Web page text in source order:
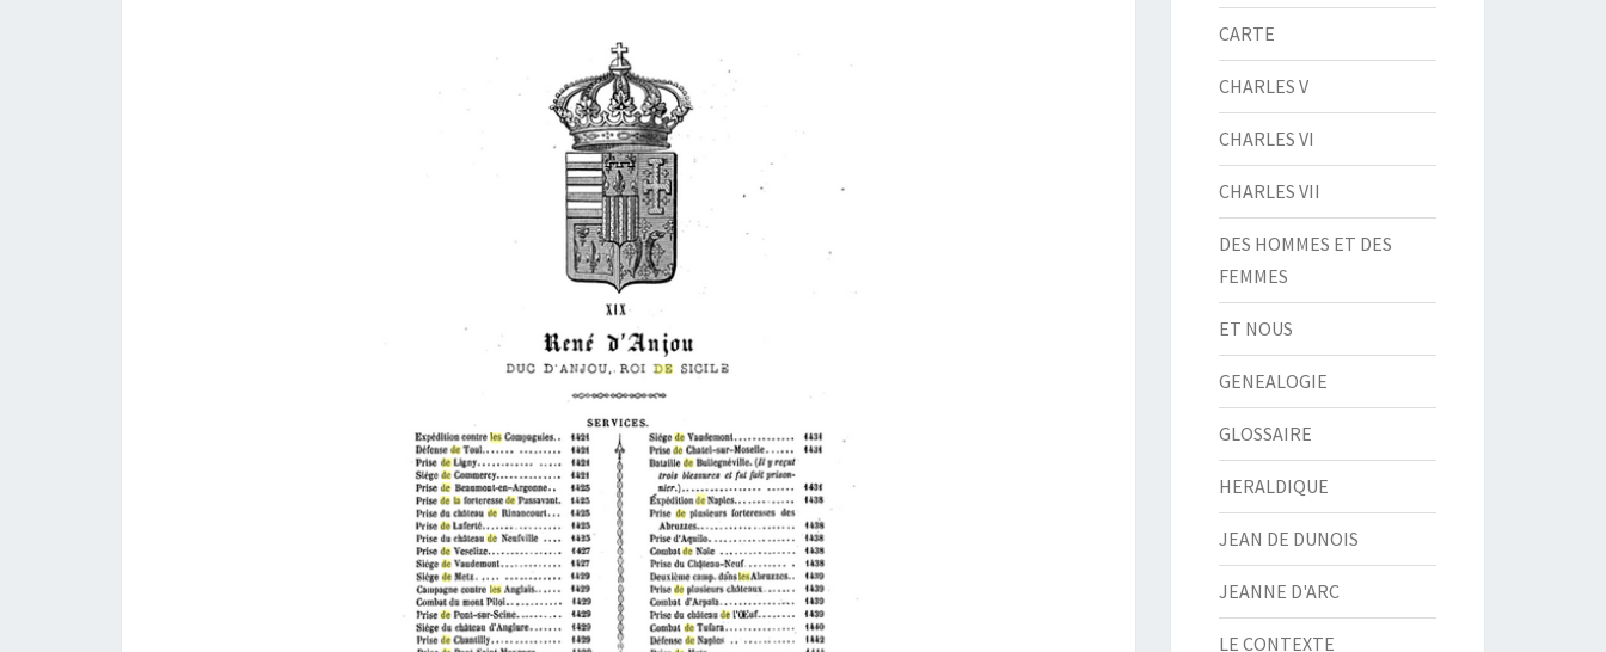
CARTE
CHARLES V
CHARLES VI
CHARLES VII
DES HOMMES ET DES
FEMMES
ET NOUS
GENEALOGIE
GLOSSAIRE
HERALDIQUE
JEAN DE DUNOIS
JEANNE D'ARC
LE CONTEXTE